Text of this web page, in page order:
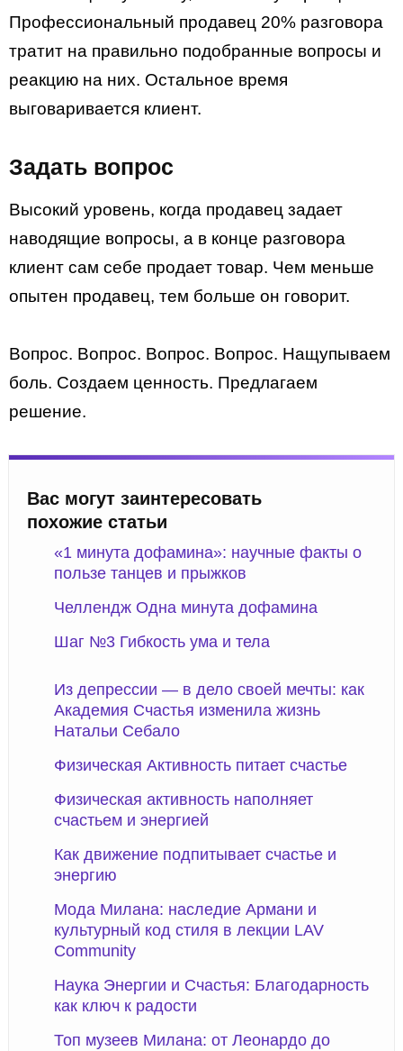
Профессиональный продавец 20% разговора
тратит на правильно подобранные вопросы и
реакцию на них. Остальное время
выговаривается клиент.
Задать вопрос
Высокий уровень, когда продавец задает
наводящие вопросы, а в конце разговора
клиент сам себе продает товар. Чем меньше
опытен продавец, тем больше он говорит.
Вопрос. Вопрос. Вопрос. Вопрос. Нащупываем
боль. Создаем ценность. Предлагаем
решение.
Вас могут заинтересовать
похожие статьи
«1 минута дофамина»: научные факты о
пользе танцев и прыжков
Челлендж Одна минута дофамина
Шаг №3 Гибкость ума и тела
Из депрессии — в дело своей мечты: как
Академия Счастья изменила жизнь
Натальи Себало
Физическая Активность питает счастье
Физическая активность наполняет
счастьем и энергией
Как движение подпитывает счастье и
энергию
Мода Милана: наследие Армани и
культурный код стиля в лекции LAV
Community
Наука Энергии и Счастья: Благодарность
как ключ к радости
Топ музеев Милана: от Леонардо до